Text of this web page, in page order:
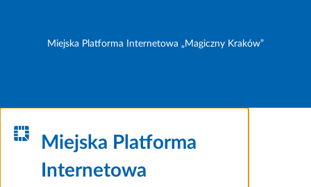
Miejska Platforma Internetowa „Magiczny Kraków”
Miejska Platforma
Internetowa